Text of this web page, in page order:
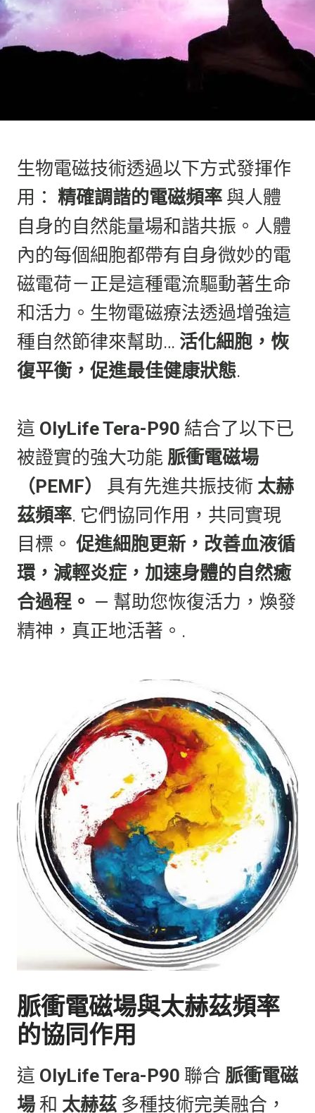
生物電磁技術透過以下方式發揮作
用： 精確調諧的電磁頻率 與人體
自身的自然能量場和諧共振。人體
內的每個細胞都帶有自身微妙的電
磁電荷－正是這種電流驅動著生命
和活力。生物電磁療法透過增強這
種自然節律來幫助… 活化細胞，恢
復平衡，促進最佳健康狀態.
這 OlyLife Tera-P90 結合了以下已
被證實的強大功能 脈衝電磁場
（PEMF）
具有先進共振技術 太赫
茲頻率. 它們協同作用，共同實現
目標。 促進細胞更新，改善血液循
環，減輕炎症，加速身體的自然癒
合過程。 — 幫助您恢復活力，煥發
精神，真正地活著。.
脈衝電磁場與太赫茲頻率
的協同作用
這 OlyLife Tera-P90 聯合 脈衝電磁
場 和 太赫茲 多種技術完美融合，